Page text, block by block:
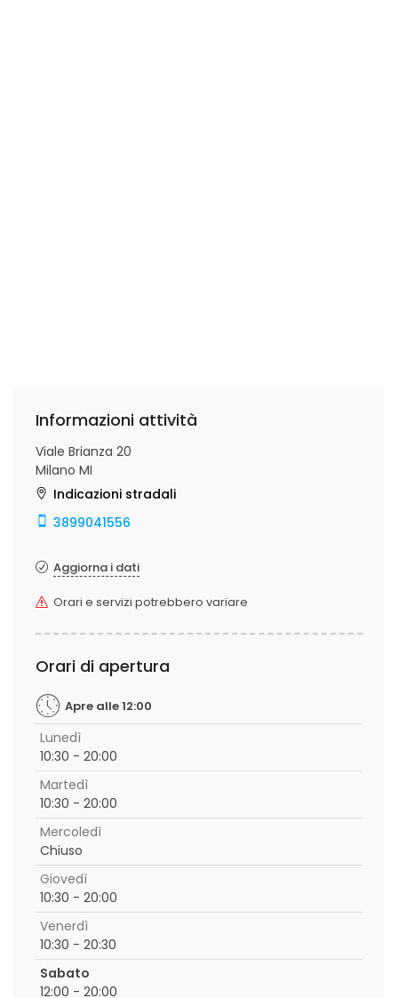
Informazioni attività
Viale Brianza 20
Milano MI
Indicazioni stradali
3899041556
Aggiorna i dati
Orari e servizi potrebbero variare
Orari di apertura
Apre alle 12:00
Lunedì
10:30 - 20:00
Martedì
10:30 - 20:00
Mercoledì
Chiuso
Giovedì
10:30 - 20:00
Venerdì
10:30 - 20:30
Sabato
12:00 - 20:00